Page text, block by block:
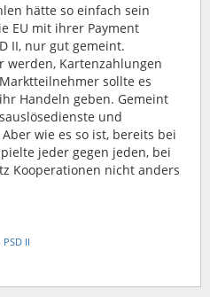
hätte so einfach sein
EU mit ihrer Payment
II, nur gut gemeint.
werden, Kartenzahlungen
sollte es
Handeln geben. Gemeint
und
wie es so ist, bereits bei
jeder gegen jeden, bei
Kooperationen nicht anders
PSD II